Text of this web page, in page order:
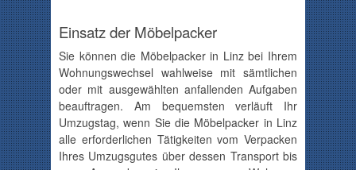
Einsatz der Möbelpacker
Sie können die Möbelpacker in Linz bei Ihrem
Wohnungswechsel wahlweise mit sämtlichen
oder mit ausgewählten anfallenden Aufgaben
beauftragen. Am bequemsten verläuft Ihr
Umzugstag, wenn Sie die Möbelpacker in Linz
alle erforderlichen Tätigkeiten vom Verpacken
Ihres Umzugsgutes über dessen Transport bis